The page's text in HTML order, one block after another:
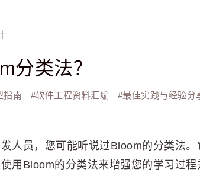
分类法？
指南 #软件工程资料汇编 #最佳实践与经验分
人员，您可能听说过Bloom的分类法
用Bloom的分类法来增强您的学习过程